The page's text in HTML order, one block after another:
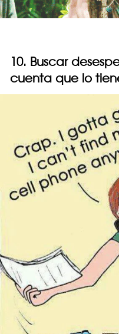
10. Buscar
cuenta que lo